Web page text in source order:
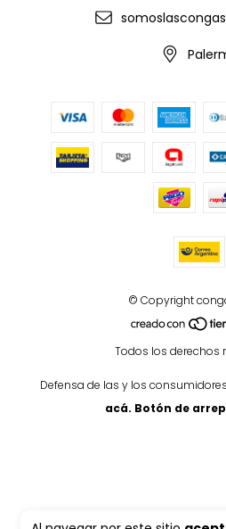
© Copyright
Todos los derechos
Defensa de las y los
acá. Botón de